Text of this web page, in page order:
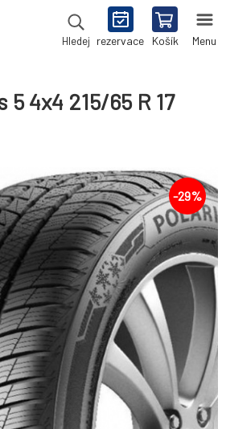
Hledej rezervace Košík Menu
5 4x4 215/65 R 17
-29%